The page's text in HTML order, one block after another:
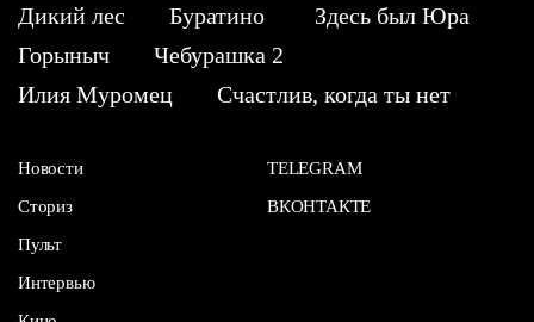
Дикий лес
Буратино
Здесь был Юра
Горыныч
Чебурашка 2
Илия Муромец
Счастлив, когда ты нет
Новости
Сториз
Пульт
Интервью
TELEGRAM
ВКОНТАКТЕ